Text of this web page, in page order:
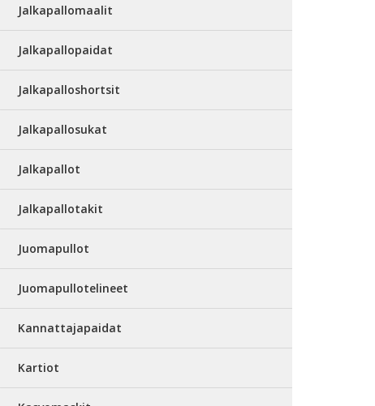
Jalkapallomaalit
Jalkapallopaidat
Jalkapalloshortsit
Jalkapallosukat
Jalkapallot
Jalkapallotakit
Juomapullot
Juomapullotelineet
Kannattajapaidat
Kartiot